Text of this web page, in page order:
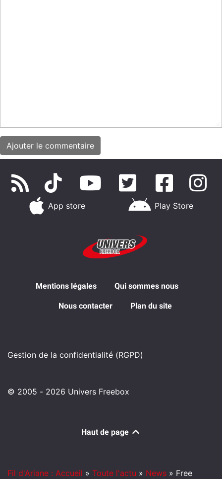
App store Play Store
Mentions légales Qui sommes nous
Nous contacter Plan du site
Gestion de la confidentialité (RGPD)
© 2005 - 2026 Univers Freebox
Haut de page
Fil d'Ariane : Accueil » Toute l'actu » News » Free